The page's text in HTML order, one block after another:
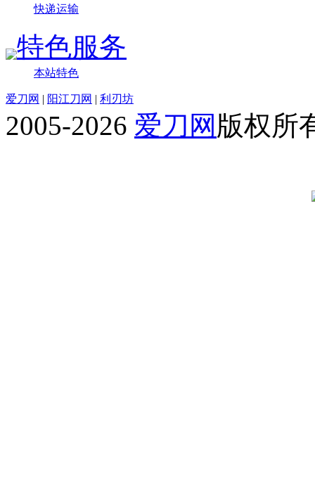
快递运输
特色服务
本站特色
爱刀网 | 阳江刀网 | 利刃坊
2005-2026 爱刀网 版权所